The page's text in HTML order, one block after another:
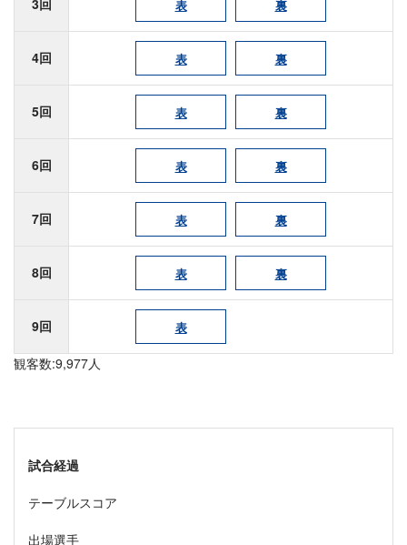
表 裏
4回 表 裏
5回 表 裏
6回 表 裏
7回 表 裏
8回 表 裏
9回 表
観客数:9,977人
試合経過
テーブルスコア
出場選手